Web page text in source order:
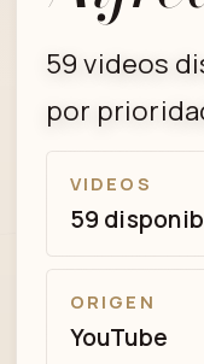
59 videos
por
VIDEOS
59
ORIGEN
YouTube